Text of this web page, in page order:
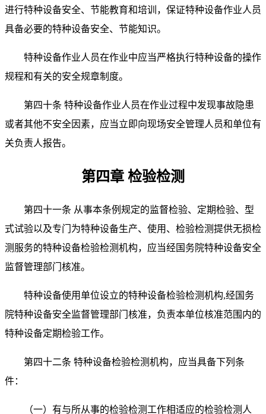
进行特种设备安全、节能教育和培训，保证特种设备作业人员
具备必要的特种设备安全、节能知识。
特种设备作业人员在作业中应当严格执行特种设备的操作
规程和有关的安全规章制度。
第四十条 特种设备作业人员在作业过程中发现事故隐患
或者其他不安全因素，应当立即向现场安全管理人员和单位有
关负责人报告。
第四章 检验检测
第四十一条 从事本条例规定的监督检验、定期检验、型
式试验以及专门为特种设备生产、使用、检验检测提供无损检
测服务的特种设备检验检测机构，应当经国务院特种设备安全
监督管理部门核准。
特种设备使用单位设立的特种设备检验检测机构,经国务
院特种设备安全监督管理部门核准，负责本单位核准范围内的
特种设备定期检验工作。
第四十二条 特种设备检验检测机构，应当具备下列条
件：
（一）有与所从事的检验检测工作相适应的检验检测人